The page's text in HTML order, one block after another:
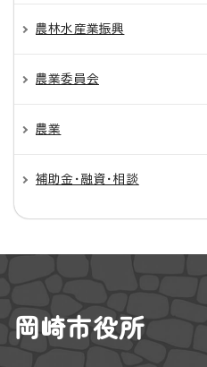
農林水産業振興
農業委員会
農業
補助金・融資・相談
岡崎市役所